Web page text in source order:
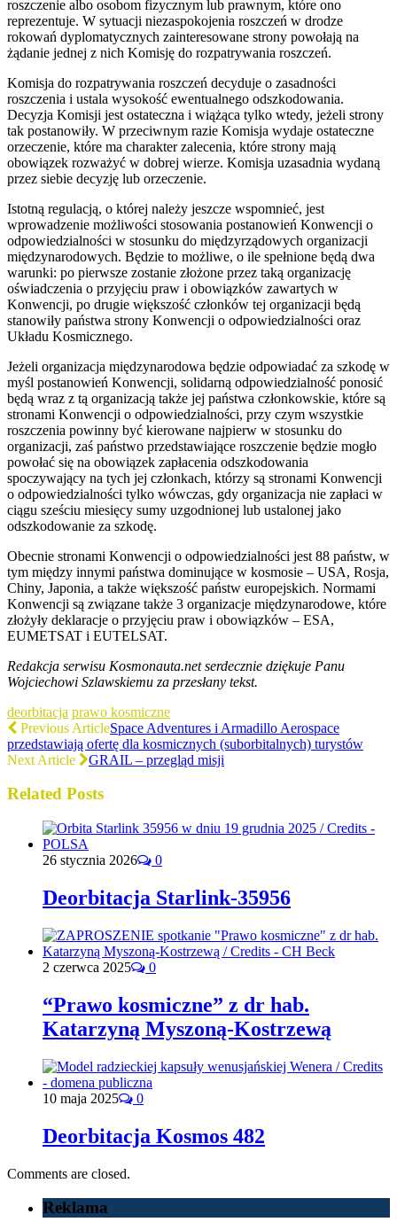
roszczenie albo osobom fizycznym lub prawnym, które ono
reprezentuje. W sytuacji niezaspokojenia roszczeń w drodze
rokowań dyplomatycznych zainteresowane strony powołają na
żądanie jednej z nich Komisję do rozpatrywania roszczeń.
Komisja do rozpatrywania roszczeń decyduje o zasadności
roszczenia i ustala wysokość ewentualnego odszkodowania.
Decyzja Komisji jest ostateczna i wiążąca tylko wtedy, jeżeli strony
tak postanowiły. W przeciwnym razie Komisja wydaje ostateczne
orzeczenie, które ma charakter zalecenia, które strony mają
obowiązek rozważyć w dobrej wierze. Komisja uzasadnia wydaną
przez siebie decyzję lub orzeczenie.
Istotną regulacją, o której należy jeszcze wspomnieć, jest
wprowadzenie możliwości stosowania postanowień Konwencji o
odpowiedzialności w stosunku do międzyrządowych organizacji
międzynarodowych. Będzie to możliwe, o ile spełnione będą dwa
warunki: po pierwsze zostanie złożone przez taką organizację
oświadczenia o przyjęciu praw i obowiązków zawartych w
Konwencji, po drugie większość członków tej organizacji będą
stanowiły państwa strony Konwencji o odpowiedzialności oraz
Układu Kosmicznego.
Jeżeli organizacja międzynarodowa będzie odpowiadać za szkodę w
myśl postanowień Konwencji, solidarną odpowiedzialność ponosić
będą wraz z tą organizacją także jej państwa członkowskie, które są
stronami Konwencji o odpowiedzialności, przy czym wszystkie
roszczenia powinny być kierowane najpierw w stosunku do
organizacji, zaś państwo przedstawiające roszczenie będzie mogło
powołać się na obowiązek zapłacenia odszkodowania
spoczywający na tych jej członkach, którzy są stronami Konwencji
o odpowiedzialności tylko wówczas, gdy organizacja nie zapłaci w
ciągu sześciu miesięcy sumy uzgodnionej lub ustalonej jako
odszkodowanie za szkodę.
Obecnie stronami Konwencji o odpowiedzialności jest 88 państw, w
tym między innymi państwa dominujące w kosmosie – USA, Rosja,
Chiny, Japonia, a także większość państw europejskich. Normami
Konwencji są związane także 3 organizacje międzynarodowe, które
złożyły deklaracje o przyjęciu praw i obowiązków – ESA,
EUMETSAT i EUTELSAT.
Redakcja serwisu Kosmonauta.net serdecznie dziękuje Panu
Wojciechowi Szlawskiemu za przesłany tekst.
deorbitacja prawo kosmiczne
Previous ArticleSpace Adventures i Armadillo Aerospace
przedstawiają ofertę dla kosmicznych (suborbitalnych) turystów
Next Article
GRAIL – przegląd misji
Related Posts
26 stycznia 2026 0
Deorbitacja Starlink-35956
2 czerwca 2025 0
“Prawo kosmiczne” z dr hab.
Katarzyną Myszoną-Kostrzewą
10 maja 2025 0
Deorbitacja Kosmos 482
Comments are closed.
Reklama